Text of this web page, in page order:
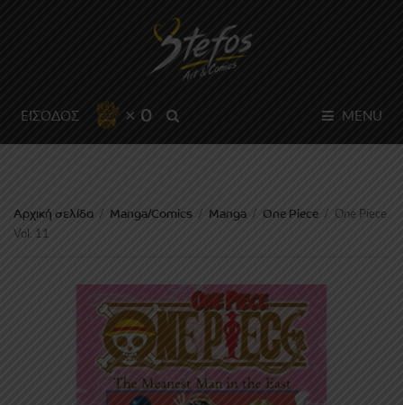
ΕΙΣΟΔΟΣ × 0 MENU
Αρχική σελίδα / Manga/Comics / Manga / One Piece / One Piece
Vol. 11